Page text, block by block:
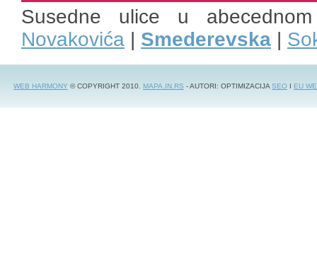
Susedne ulice u
Novakovića | Smederevska |
WEB HARMONY © COPYRIGHT 2010. MAPA.IN.RS - AUTORI: OPTIMIZACIJASEO I EU